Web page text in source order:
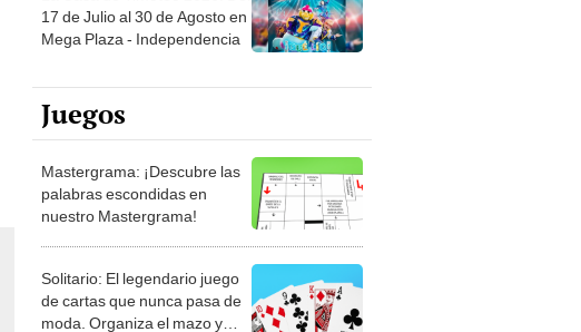
17 de Julio al 30 de Agosto en
Mega Plaza - Independencia
Juegos
Mastergrama: ¡Descubre las
palabras escondidas en
nuestro Mastergrama!
Solitario: El legendario juego
de cartas que nunca pasa de
moda. Organiza el mazo y